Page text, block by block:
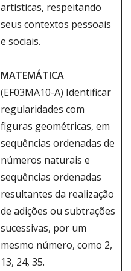
artísticas, respeitando
seus contextos pessoais
e sociais.
MATEMÁTICA
(EF03MA10-A) Identificar
regularidades com
figuras geométricas, em
sequências ordenadas de
números naturais e
sequências ordenadas
resultantes da realização
de adições ou subtrações
sucessivas, por um
mesmo número, como 2,
13, 24, 35.